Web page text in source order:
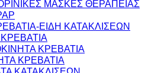
ΜΑΣΚΕΣ ΘΕΡΑΠΕΙΑΣ
ΕΙΔΗ ΚΑΤΑΚΛΙΣΕΩΝ
ΚΡΕΒΑΤΙΑ
ΚΡΕΒΑΤΙΑ